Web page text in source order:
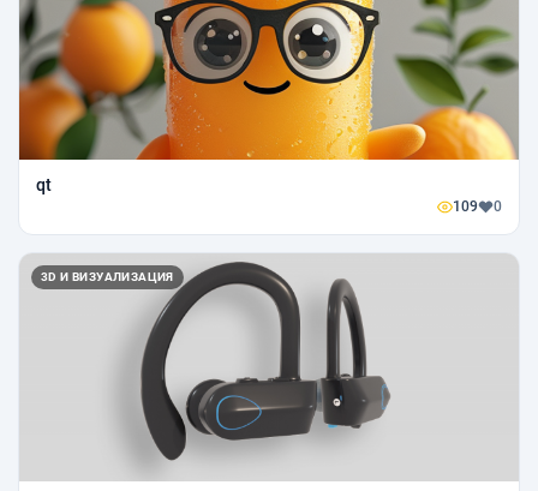
qt
109 0
3D И ВИЗУАЛИЗАЦИЯ